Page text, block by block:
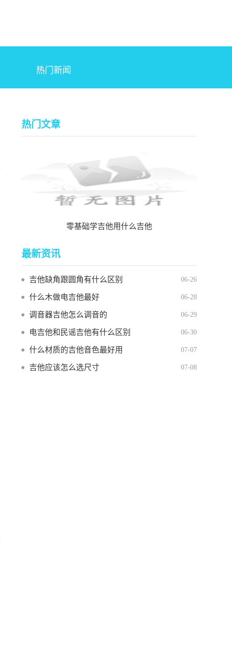
热门新闻
热门文章
零基础学吉他用什么吉他
最新资讯
吉他缺角跟圆角有什么区别 06-26
什么木做电吉他最好 06-28
调音器吉他怎么调音的 06-29
电吉他和民谣吉他有什么区别 06-30
什么材质的吉他音色最好用 07-07
吉他应该怎么选尺寸 07-08